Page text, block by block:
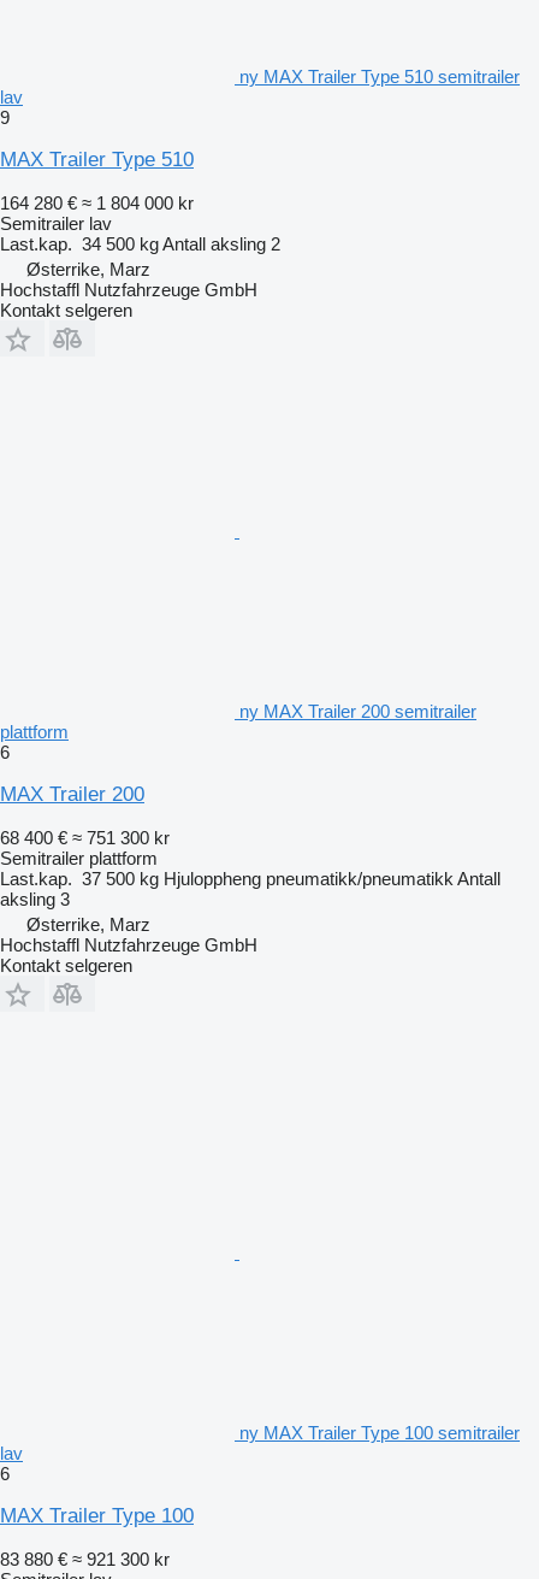
ny MAX Trailer Type 510 semitrailer
lav
9
MAX Trailer Type 510
164 280 € ≈ 1 804 000 kr
Semitrailer lav
Last.kap. 34 500 kgAntall aksling 2
Østerrike, Marz
Hochstaffl Nutzfahrzeuge GmbH
Kontakt selgeren
ny MAX Trailer 200 semitrailer
plattform
6
MAX Trailer 200
68 400 € ≈ 751 300 kr
Semitrailer plattform
Last.kap. 37 500 kg Hjuloppheng pneumatikk/pneumatikk Antall
aksling 3
Østerrike, Marz
Hochstaffl Nutzfahrzeuge GmbH
Kontakt selgeren
ny MAX Trailer Type 100 semitrailer
lav
6
MAX Trailer Type 100
83 880 € ≈ 921 300 kr